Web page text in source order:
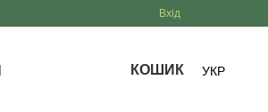
Вхід
КОШИК УКР